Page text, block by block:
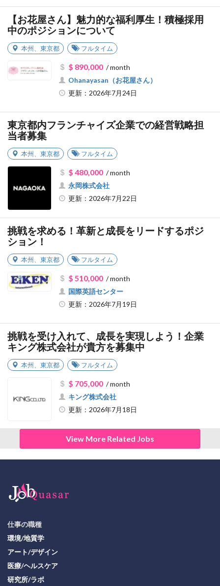
【お花屋さん】魅力的な福利厚生！積極採用
中のポジションについて
本州 東京都 フルタイム
$ 890,000/ month
Ohanayasan（お花屋さん）
更新：2026年7月24日
東京都内フランチャイズ企業での経営戦略担
当者募集
本州 東京都 フルタイム
$ 480,000/ month
永岡株式会社
更新：2026年7月22日
挑戦を求める！革新と成長をリードするポジ
ション！
本州 東京都 フルタイム
$ 510,000/ month
国際英語センター
更新：2026年7月19日
挑戦を受け入れて、成長を実現しよう！企業
キング株式会社が貴方を募集中
本州 東京都 フルタイム
$ 705,000/ month
キング株式会社
更新：2026年7月18日
View More Related Jobs
仕事の職種
環境/地質学
アート/デザイン
医療/ヘルスケア
研究所/ラボ